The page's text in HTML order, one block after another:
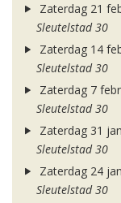
Zaterdag 21
Sleutelstad 30
Zaterdag 14
Sleutelstad 30
Zaterdag 7
Sleutelstad 30
Zaterdag 31
Sleutelstad 30
Zaterdag 24
Sleutelstad 30